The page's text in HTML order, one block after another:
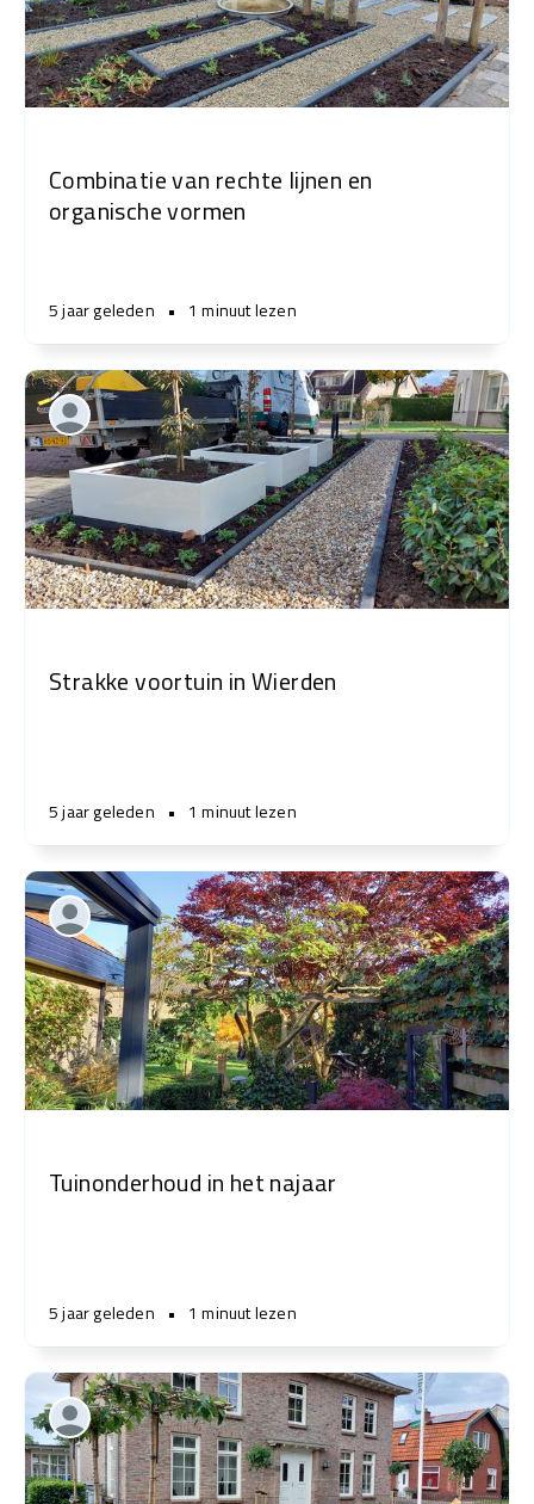
Combinatie van rechte lijnen en
organische vormen
5 jaar geleden • 1 minuut lezen
Strakke voortuin in Wierden
5 jaar geleden • 1 minuut lezen
Tuinonderhoud in het najaar
5 jaar geleden • 1 minuut lezen